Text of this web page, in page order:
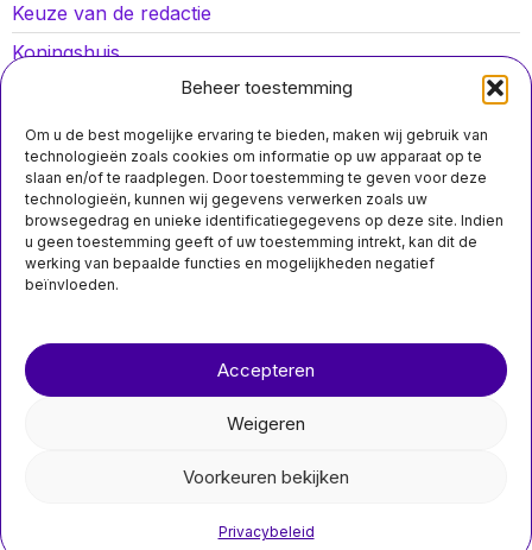
Beheer toestemming
Om u de best mogelijke ervaring te bieden, maken wij gebruik van
technologieën zoals cookies om informatie op uw apparaat op te
slaan en/of te raadplegen. Door toestemming te geven voor deze
technologieën, kunnen wij gegevens verwerken zoals uw
browsegedrag en unieke identificatiegegevens op deze site. Indien
u geen toestemming geeft of uw toestemming intrekt, kan dit de
werking van bepaalde functies en mogelijkheden negatief
beïnvloeden.
Accepteren
Weigeren
Voorkeuren bekijken
Privacybeleid
Keuze van de redactie
Koningshuis
Oorlog in Oekraïne
Opinies
Politiek
Sport
nieuwsimpuls.online
nieuwsimpuls.online